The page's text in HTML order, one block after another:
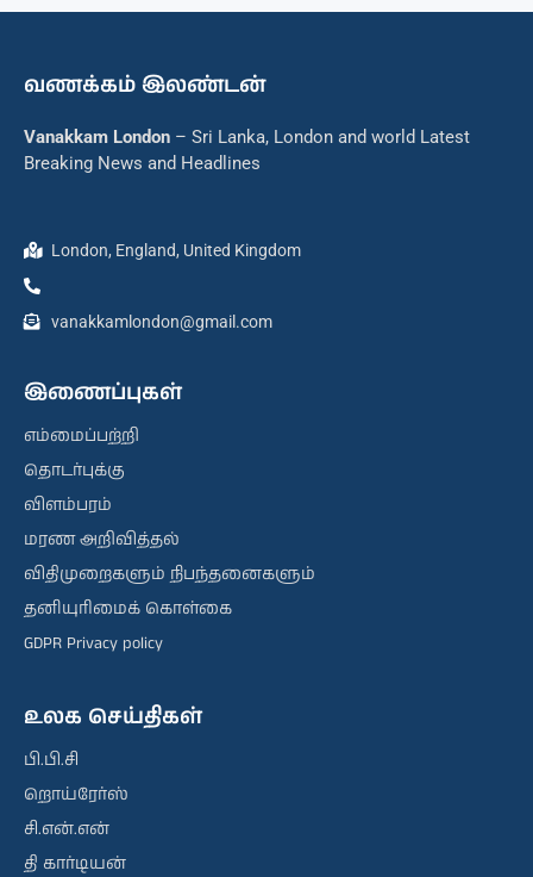
வணக்கம் இலண்டன்
Vanakkam London – Sri Lanka, London and world Latest
Breaking News and Headlines
London, England, United Kingdom
vanakkamlondon@gmail.com
இணைப்புகள்
எம்மைப்பற்றி
தொடர்புக்கு
விளம்பரம்
மரண அறிவித்தல்
விதிமுறைகளும் நிபந்தனைகளும்
தனியுரிமைக் கொள்கை
GDPR Privacy policy
உலக செய்திகள்
பி.பி.சி
றொய்ரேர்ஸ்
சி.என்.என்
தி கார்டியன்